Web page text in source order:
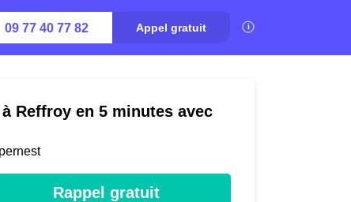
09 77 40 77 82 Appel gratuit
Reffroy en 5 minutes avec
Rappel gratuit